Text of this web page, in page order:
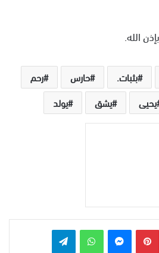
الله.
بثبات. حارس
رحم
يحيى يشق يولد
بينتيريست واتساب